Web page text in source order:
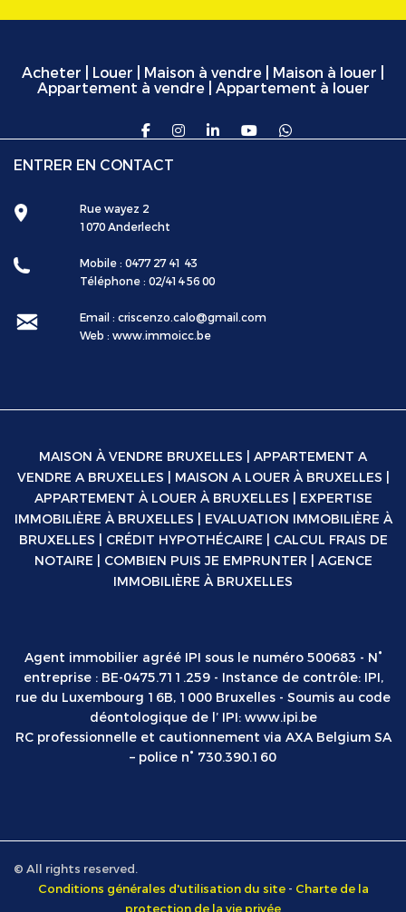
Acheter Louer Maison à vendre Maison à louer
Appartement à vendre| Appartement à louer
ENTRER EN CONTACT
Rue wayez 2
1070 Anderlecht
Mobile : 0477 27 41 43
Téléphone : 02/414 56 00
Email : criscenzo.calo@gmail.com
Web : www.immoicc.be
MAISON À VENDRE BRUXELLES
APPARTEMENT A
VENDRE A BRUXELLES
MAISON A LOUER À BRUXELLES
APPARTEMENT À LOUER À BRUXELLES
EXPERTISE
IMMOBILIÈRE À BRUXELLES
EVALUATION IMMOBILIÈRE À
BRUXELLES
CRÉDIT HYPOTHÉCAIRE
CALCUL FRAIS DE
NOTAIRE
COMBIEN PUIS JE EMPRUNTER
AGENCE
IMMOBILIÈRE À BRUXELLES
Agent immobilier agréé IPI sous le numéro 500683 - N°
entreprise : BE-0475.711.259 - Instance de contrôle: IPI,
rue du Luxembourg 16B, 1000 Bruxelles - Soumis au code
déontologique de l’ IPI: www.ipi.be
RC professionnelle et cautionnement via AXA Belgium SA
– police n° 730.390.160
© All rights reserved.
Conditions générales d'utilisation du site- Charte de la
protection de la vie privée